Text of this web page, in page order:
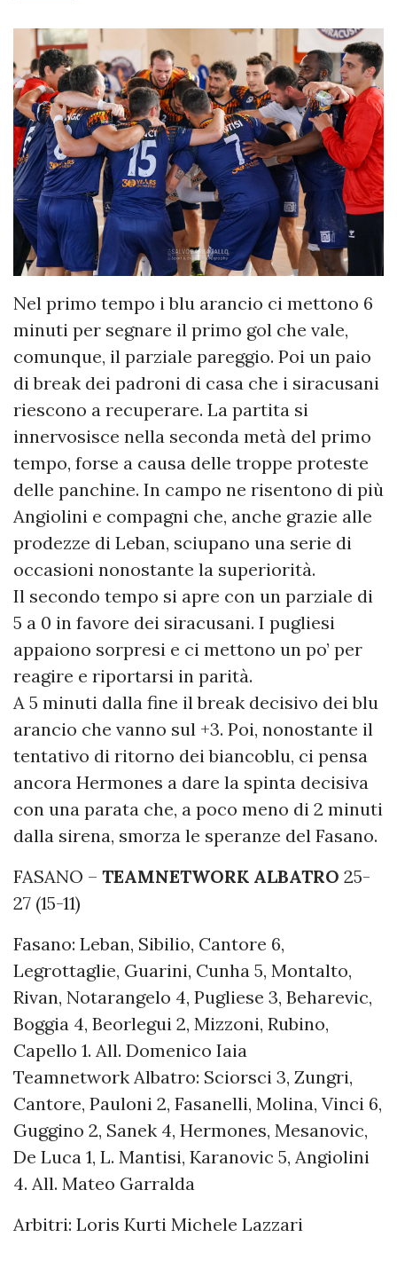
Nel primo tempo i blu arancio ci mettono 6
minuti per segnare il primo gol che vale,
comunque, il parziale pareggio. Poi un paio
di break dei padroni di casa che i siracusani
riescono a recuperare. La partita si
innervosisce nella seconda metà del primo
tempo, forse a causa delle troppe proteste
delle panchine. In campo ne risentono di più
Angiolini e compagni che, anche grazie alle
prodezze di Leban, sciupano una serie di
occasioni nonostante la superiorità.
Il secondo tempo si apre con un parziale di
5 a 0 in favore dei siracusani. I pugliesi
appaiono sorpresi e ci mettono un po’ per
reagire e riportarsi in parità.
A 5 minuti dalla fine il break decisivo dei blu
arancio che vanno sul +3. Poi, nonostante il
tentativo di ritorno dei biancoblu, ci pensa
ancora Hermones a dare la spinta decisiva
con una parata che, a poco meno di 2 minuti
dalla sirena, smorza le speranze del Fasano.
FASANO – TEAMNETWORK ALBATRO 25-
27 (15-11)
Fasano: Leban, Sibilio, Cantore 6,
Legrottaglie, Guarini, Cunha 5, Montalto,
Rivan, Notarangelo 4, Pugliese 3, Beharevic,
Boggia 4, Beorlegui 2, Mizzoni, Rubino,
Capello 1. All. Domenico Iaia
Teamnetwork Albatro: Sciorsci 3, Zungri,
Cantore, Pauloni 2, Fasanelli, Molina, Vinci 6,
Guggino 2, Sanek 4, Hermones, Mesanovic,
De Luca 1, L. Mantisi, Karanovic 5, Angiolini
4. All. Mateo Garralda
Arbitri: Loris Kurti Michele Lazzari